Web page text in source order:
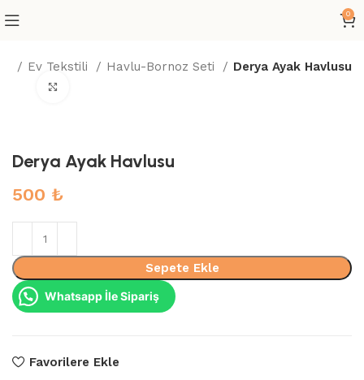
0
Ev Tekstili Havlu-Bornoz Seti Derya Ayak Havlusu
Derya Ayak Havlusu
500 ₺
Sepete Ekle
Whatsapp İle Sipariş
Favorilere Ekle